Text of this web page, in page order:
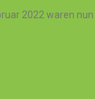
2022 waren nun